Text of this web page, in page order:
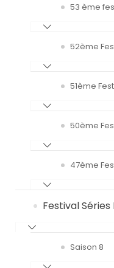
53 ème
52ème
51ème
50ème
47ème
Festival Séries
Saison 8